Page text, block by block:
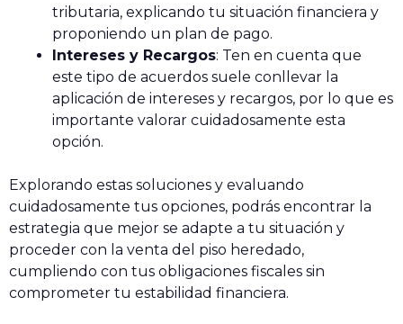
tributaria, explicando tu situación financiera y
proponiendo un plan de pago.
Intereses y Recargos: Ten en cuenta que
este tipo de acuerdos suele conllevar la
aplicación de intereses y recargos, por lo que es
importante valorar cuidadosamente esta
opción.
Explorando estas soluciones y evaluando
cuidadosamente tus opciones, podrás encontrar la
estrategia que mejor se adapte a tu situación y
proceder con la venta del piso heredado,
cumpliendo con tus obligaciones fiscales sin
comprometer tu estabilidad financiera.